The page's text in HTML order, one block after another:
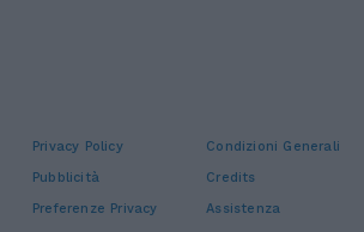
Privacy Policy
Condizioni Generali
Pubblicità
Credits
Preferenze Privacy Assistenza